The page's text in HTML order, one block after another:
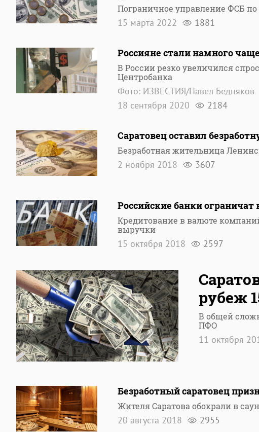
Пограничное управление ФСБ
15 марта 2022 1881
Россияне стали намного
В России резко увеличился
Центробанка
Фото: ИЗВЕСТИЯ/Павел Бедняков
18 сентября 2020
2184
Саратовец оставил
Безработная жительница
2 ноября 2018 3607
Российские банки
Кредитование в валюте
выручки
15 октября 2018 2597
рубеж
В общей
ПФО
11 октября
Безработный саратовец
Жителя Саратова обокрали в
20 августа 2018 2955